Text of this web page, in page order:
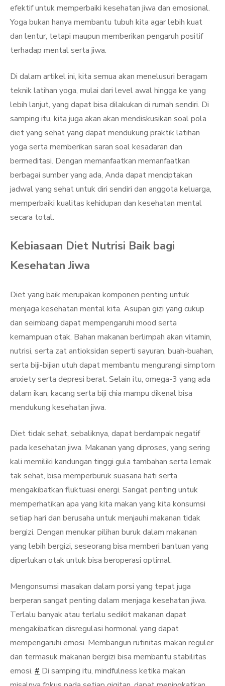
efektif untuk memperbaiki kesehatan jiwa dan emosional.
Yoga bukan hanya membantu tubuh kita agar lebih kuat
dan lentur, tetapi maupun memberikan pengaruh positif
terhadap mental serta jiwa.
Di dalam artikel ini, kita semua akan menelusuri beragam
teknik latihan yoga, mulai dari level awal hingga ke yang
lebih lanjut, yang dapat bisa dilakukan di rumah sendiri. Di
samping itu, kita juga akan akan mendiskusikan soal pola
diet yang sehat yang dapat mendukung praktik latihan
yoga serta memberikan saran soal kesadaran dan
bermeditasi. Dengan memanfaatkan memanfaatkan
berbagai sumber yang ada, Anda dapat menciptakan
jadwal yang sehat untuk diri sendiri dan anggota keluarga,
memperbaiki kualitas kehidupan dan kesehatan mental
secara total.
Kebiasaan Diet Nutrisi Baik bagi
Kesehatan Jiwa
Diet yang baik merupakan komponen penting untuk
menjaga kesehatan mental kita. Asupan gizi yang cukup
dan seimbang dapat mempengaruhi mood serta
kemampuan otak. Bahan makanan berlimpah akan vitamin,
nutrisi, serta zat antioksidan seperti sayuran, buah-buahan,
serta biji-bijian utuh dapat membantu mengurangi simptom
anxiety serta depresi berat. Selain itu, omega-3 yang ada
dalam ikan, kacang serta biji chia mampu dikenal bisa
mendukung kesehatan jiwa.
Diet tidak sehat, sebaliknya, dapat berdampak negatif
pada kesehatan jiwa. Makanan yang diproses, yang sering
kali memiliki kandungan tinggi gula tambahan serta lemak
tak sehat, bisa memperburuk suasana hati serta
mengakibatkan fluktuasi energi. Sangat penting untuk
memperhatikan apa yang kita makan yang kita konsumsi
setiap hari dan berusaha untuk menjauhi makanan tidak
bergizi. Dengan menukar pilihan buruk dalam makanan
yang lebih bergizi, seseorang bisa memberi bantuan yang
diperlukan otak untuk bisa beroperasi optimal.
Mengonsumsi masakan dalam porsi yang tepat juga
berperan sangat penting dalam menjaga kesehatan jiwa.
Terlalu banyak atau terlalu sedikit makanan dapat
mengakibatkan disregulasi hormonal yang dapat
mempengaruhi emosi. Membangun rutinitas makan reguler
dan termasuk makanan bergizi bisa membantu stabilitas
emosi. # Di samping itu, mindfulness ketika makan